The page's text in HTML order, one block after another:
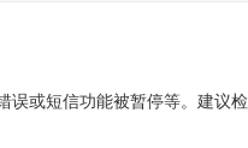
误或短信功能被暂停等。建议检